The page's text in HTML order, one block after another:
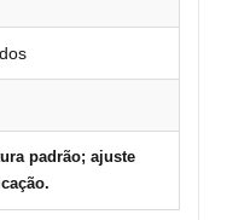
padrão; ajuste